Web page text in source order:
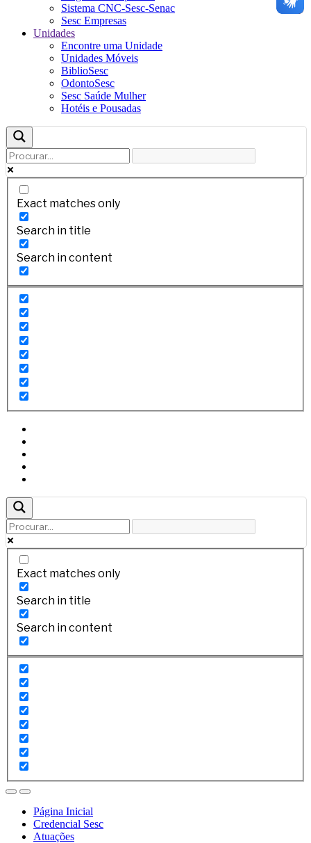
Sistema CNC-Sesc-Senac
Sesc Empresas
Unidades
Encontre uma Unidade
Unidades Móveis
BiblioSesc
OdontoSesc
Sesc Saúde Mulher
Hotéis e Pousadas
Exact matches only
Search in title
Search in content
Exact matches only
Search in title
Search in content
Página Inicial
Credencial Sesc
Atuações